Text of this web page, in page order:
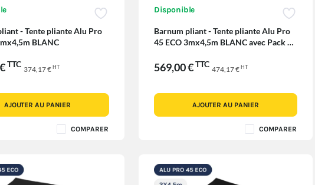
- Tente pliante Alu Pro
BLANC
TTC
374,17 €HT
AJOUTER AU PANIER
COMPARER
Disponible
Barnum pliant - Tente pliante Alu Pro
45 ECO 3mx4,5m BLANC avec Pack 4
569,00 €TTC
474,17 €HT
AJOUTER AU PANIER
COMPARER